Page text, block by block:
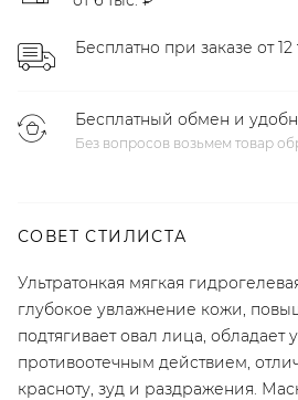
Бесплатно при заказе от 12
Бесплатный обмен и
Без вопросов возьмем товар
СОВЕТ СТИЛИСТА
Ультратонкая мягкая
глубокое увлажнение кожи,
подтягивает овал лица,
противоотечным действием,
красноту, зуд и раздражения.